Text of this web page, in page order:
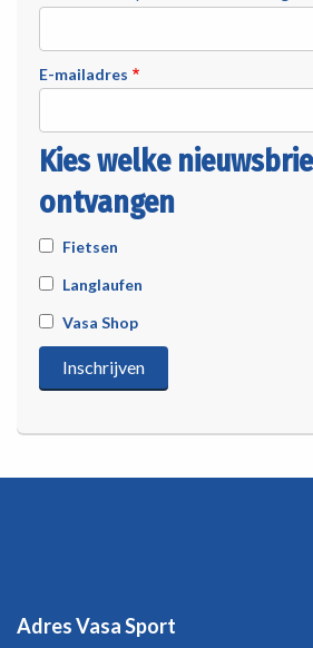
E-mailadres
Kies welke
ontvangen
Fietsen
Langlaufen
Vasa Shop
Adres Vasa Sport